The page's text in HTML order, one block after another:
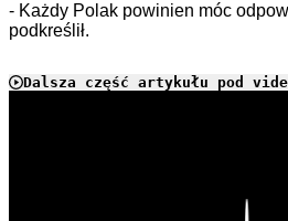
- Każdy Polak powinien móc
podkreślił.
Dalsza część artykułu pod